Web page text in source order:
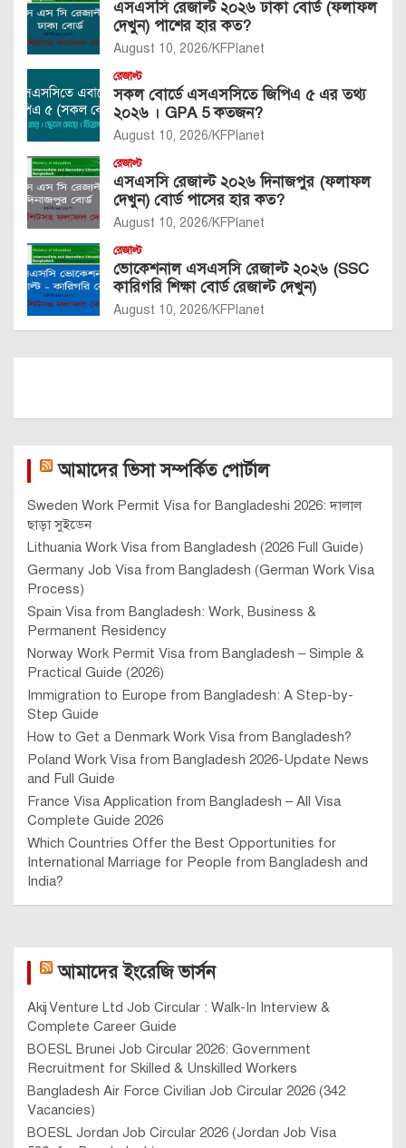
এসএসসি রেজাল্ট ২০২৬ ঢাকা বোর্ড (ফলাফল
দেখুন) পাশের হার কত?
August 10, 2026 KFPlanet
রেজাল্ট
সকল বোর্ডে এসএসসিতে জিপিএ ৫ এর তথ্য
২০২৬ । GPA 5 কতজন?
August 10, 2026 KFPlanet
রেজাল্ট
এসএসসি রেজাল্ট ২০২৬ দিনাজপুর (ফলাফল
দেখুন) বোর্ড পাসের হার কত?
August 10, 2026 KFPlanet
রেজাল্ট
ভোকেশনাল এসএসসি রেজাল্ট ২০২৬ (SSC
কারিগরি শিক্ষা বোর্ড রেজাল্ট দেখুন)
August 10, 2026 KFPlanet
আমাদের ভিসা সম্পর্কিত পোর্টাল
Sweden Work Permit Visa for Bangladeshi 2026: দালাল
ছাড়া সুইডেন
Lithuania Work Visa from Bangladesh (2026 Full Guide)
Germany Job Visa from Bangladesh (German Work Visa
Process)
Spain Visa from Bangladesh: Work, Business &
Permanent Residency
Norway Work Permit Visa from Bangladesh – Simple &
Practical Guide (2026)
Immigration to Europe from Bangladesh: A Step-by-
Step Guide
How to Get a Denmark Work Visa from Bangladesh?
Poland Work Visa from Bangladesh 2026-Update News
and Full Guide
France Visa Application from Bangladesh – All Visa
Complete Guide 2026
Which Countries Offer the Best Opportunities for
International Marriage for People from Bangladesh and
India?
আমাদের ইংরেজি ভার্সন
Akij Venture Ltd Job Circular : Walk-In Interview &
Complete Career Guide
BOESL Brunei Job Circular 2026: Government
Recruitment for Skilled & Unskilled Workers
Bangladesh Air Force Civilian Job Circular 2026 (342
Vacancies)
BOESL Jordan Job Circular 2026 (Jordan Job Visa